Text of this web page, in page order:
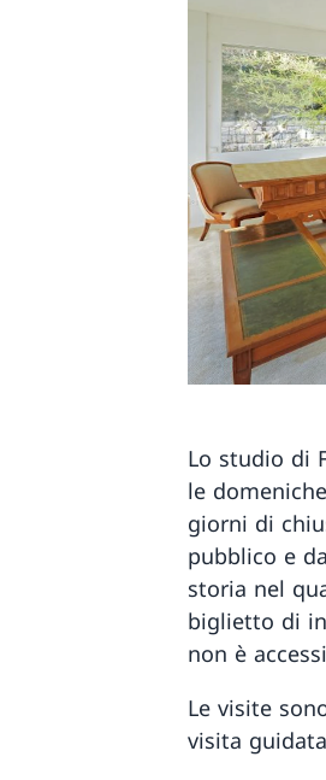
Lo studio di
le
giorni di
pubblico e
storia nel
biglietto di
non è
Le visite
visita